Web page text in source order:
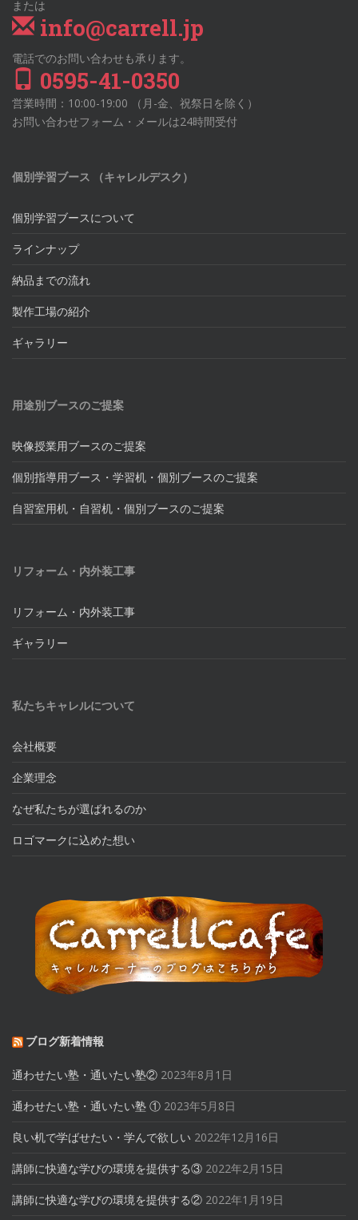
または
info@carrell.jp
電話でのお問い合わせも承ります。
0595-41-0350
営業時間：10:00-19:00 （月-金、祝祭日を除く）
お問い合わせフォーム・メールは24時間受付
個別学習ブース （キャレルデスク）
個別学習ブースについて
ラインナップ
納品までの流れ
製作工場の紹介
ギャラリー
用途別ブースのご提案
映像授業用ブースのご提案
個別指導用ブース・学習机・個別ブースのご提案
自習室用机・自習机・個別ブースのご提案
リフォーム・内外装工事
リフォーム・内外装工事
ギャラリー
私たちキャレルについて
会社概要
企業理念
なぜ私たちが選ばれるのか
ロゴマークに込めた想い
ブログ新着情報
通わせたい塾・通いたい塾② 2023年8月1日
通わせたい塾・通いたい塾 ① 2023年5月8日
良い机で学ばせたい・学んで欲しい 2022年12月16日
講師に快適な学びの環境を提供する③ 2022年2月15日
講師に快適な学びの環境を提供する② 2022年1月19日